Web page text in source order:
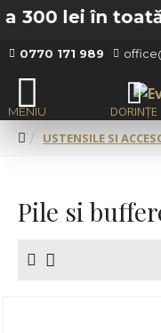
în toată
0770 171 989
USTENSILE SI
Pile si